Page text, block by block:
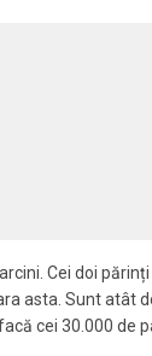
Cei doi
asta. Sunt atât
cei 30.000 de